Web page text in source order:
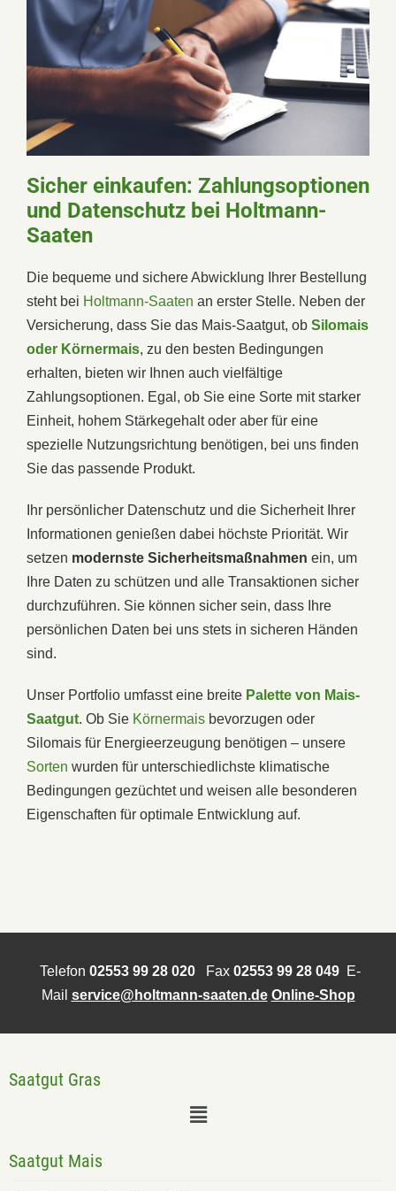
Sicher einkaufen: Zahlungsoptionen
und Datenschutz bei Holtmann-
Saaten
Die bequeme und sichere Abwicklung Ihrer Bestellung
steht bei Holtmann-Saaten an erster Stelle. Neben der
Versicherung, dass Sie das Mais-Saatgut, ob Silomais
oder Körnermais, zu den besten Bedingungen
erhalten, bieten wir Ihnen auch vielfältige
Zahlungsoptionen. Egal, ob Sie eine Sorte mit starker
Einheit, hohem Stärkegehalt oder aber für eine
spezielle Nutzungsrichtung benötigen, bei uns finden
Sie das passende Produkt.
Ihr persönlicher Datenschutz und die Sicherheit Ihrer
Informationen genießen dabei höchste Priorität. Wir
setzen modernste Sicherheitsmaßnahmen ein, um
Ihre Daten zu schützen und alle Transaktionen sicher
durchzuführen. Sie können sicher sein, dass Ihre
persönlichen Daten bei uns stets in sicheren Händen
sind.
Unser Portfolio umfasst eine breite Palette von Mais-
Saatgut. Ob Sie Körnermais bevorzugen oder
Silomais für Energieerzeugung benötigen – unsere
Sorten wurden für unterschiedlichste klimatische
Bedingungen gezüchtet und weisen alle besonderen
Eigenschaften für optimale Entwicklung auf.
Telefon 02553 99 28 020Fax 02553 99 28 049E-
Mail service@holtmann-saaten.de Online-Shop
Saatgut Gras
Saatgut Mais